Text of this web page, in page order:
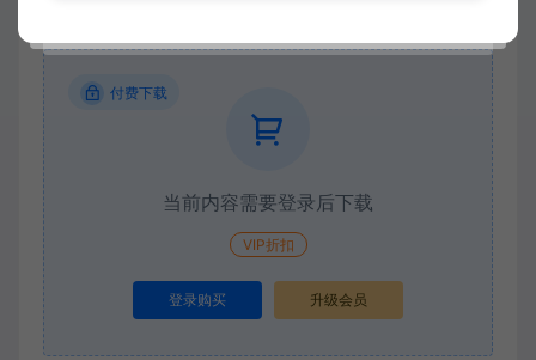
付费下载
当前内容需要登录后下载
VIP折扣
登录购买 升级会员